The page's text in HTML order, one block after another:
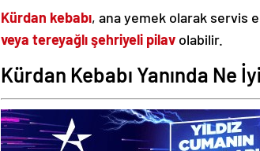
Kürdan kebabı, ana yemek olarak servis
veya tereyağlı şehriyeli pilav olabilir.
Kürdan Kebabı Yanında Ne